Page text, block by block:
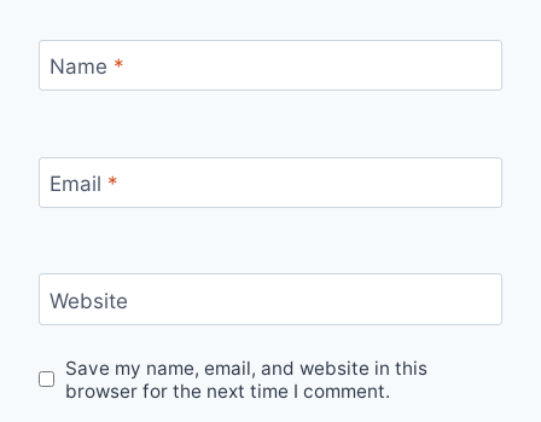
Name *
Email *
Website
Save my name, email, and website in this
browser for the next time I comment.